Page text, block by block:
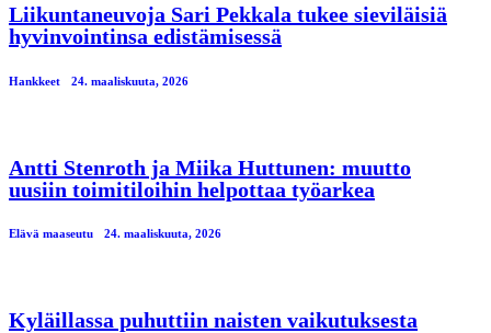
Liikuntaneuvoja Sari Pekkala tukee sieviläisiä
hyvinvointinsa edistämisessä
Hankkeet 24. maaliskuuta, 2026
Antti Stenroth ja Miika Huttunen: muutto
uusiin toimitiloihin helpottaa työarkea
Elävä maaseutu 24. maaliskuuta, 2026
Kyläillassa puhuttiin naisten vaikutuksesta